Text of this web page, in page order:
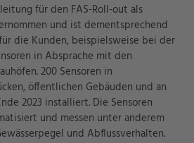
für den FAS-Roll-out als
und ist dementsprechend
die Kunden, beispielsweise bei der
in Absprache mit den
200 Sensoren in
öffentlichen Gebäuden und an
2023 installiert. Die Sensoren
und messen unter anderem
und Abflussverhalten.